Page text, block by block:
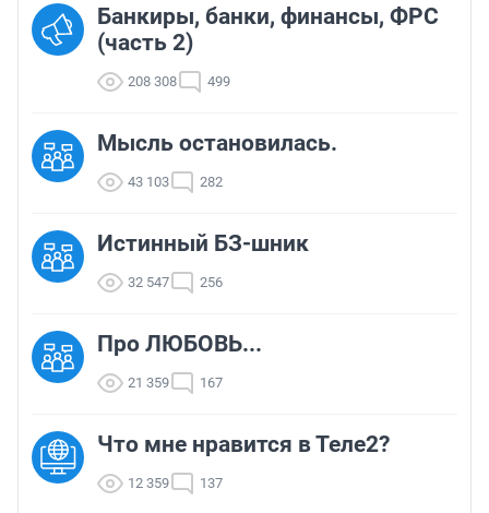
Банкиры, банки, финансы, ФРС
(часть 2)
208 308 499
Мысль остановилась.
43 103 282
Истинный БЗ-шник
32 547 256
Про ЛЮБОВЬ...
21 359 167
Что мне нравится в Теле2?
12 359 137